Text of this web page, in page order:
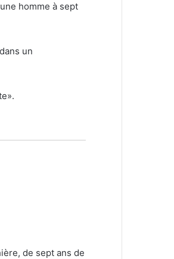
homme à sept
un
de sept ans de